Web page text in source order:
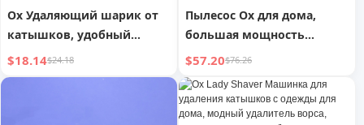
Ox Удаляющий шарик от
катышков, удобный
гаджет для дома, не
повреждающий одежду,
$18.14$24.18
Пылесос Ox для дома,
большая мощность
всасывания, сильное
всасывание, для кошачьей
шерсти, домашних
животных, красоты,
$57.20$76.26